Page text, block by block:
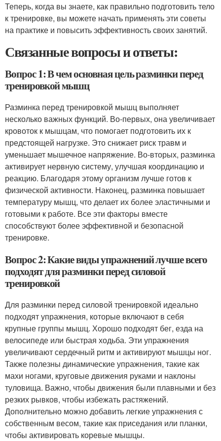
Теперь, когда вы знаете, как правильно подготовить тело
к тренировке, вы можете начать применять эти советы
на практике и повысить эффективность своих занятий.
Связанные вопросы и ответы:
Вопрос 1: В чем основная цель разминки перед
тренировкой мышц
Разминка перед тренировкой мышц выполняет
несколько важных функций. Во-первых, она увеличивает
кровоток к мышцам, что помогает подготовить их к
предстоящей нагрузке. Это снижает риск травм и
уменьшает мышечное напряжение. Во-вторых, разминка
активирует нервную систему, улучшая координацию и
реакцию. Благодаря этому организм лучше готов к
физической активности. Наконец, разминка повышает
температуру мышц, что делает их более эластичными и
готовыми к работе. Все эти факторы вместе
способствуют более эффективной и безопасной
тренировке.
Вопрос 2: Какие виды упражнений лучше всего
подходят для разминки перед силовой
тренировкой
Для разминки перед силовой тренировкой идеально
подходят упражнения, которые включают в себя
крупные группы мышц. Хорошо подходят бег, езда на
велосипеде или быстрая ходьба. Эти упражнения
увеличивают сердечный ритм и активируют мышцы ног.
Также полезны динамические упражнения, такие как
махи ногами, круговые движения руками и наклоны
туловища. Важно, чтобы движения были плавными и без
резких рывков, чтобы избежать растяжений.
Дополнительно можно добавить легкие упражнения с
собственным весом, такие как приседания или планки,
чтобы активировать коревые мышцы.